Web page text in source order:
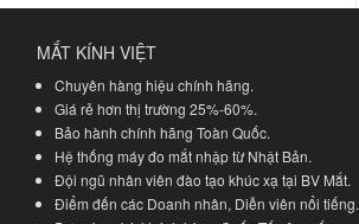
MẮT KÍNH VIỆT
Chuyên hàng hiệu chính hãng.
Giá rẻ hơn thị trường 25%-60%.
Bảo hành chính hãng Toàn Quốc.
Hệ thống máy đo mắt nhập từ Nhật Bản.
Đội ngũ nhân viên đào tạo khúc xạ tại BV Mắt.
Điểm đến các Doanh nhân, Diễn viên nổi tiếng.